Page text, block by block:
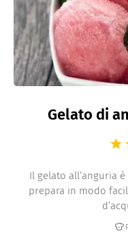
Gelato di
Il gelato all’anguria
prepara in modo